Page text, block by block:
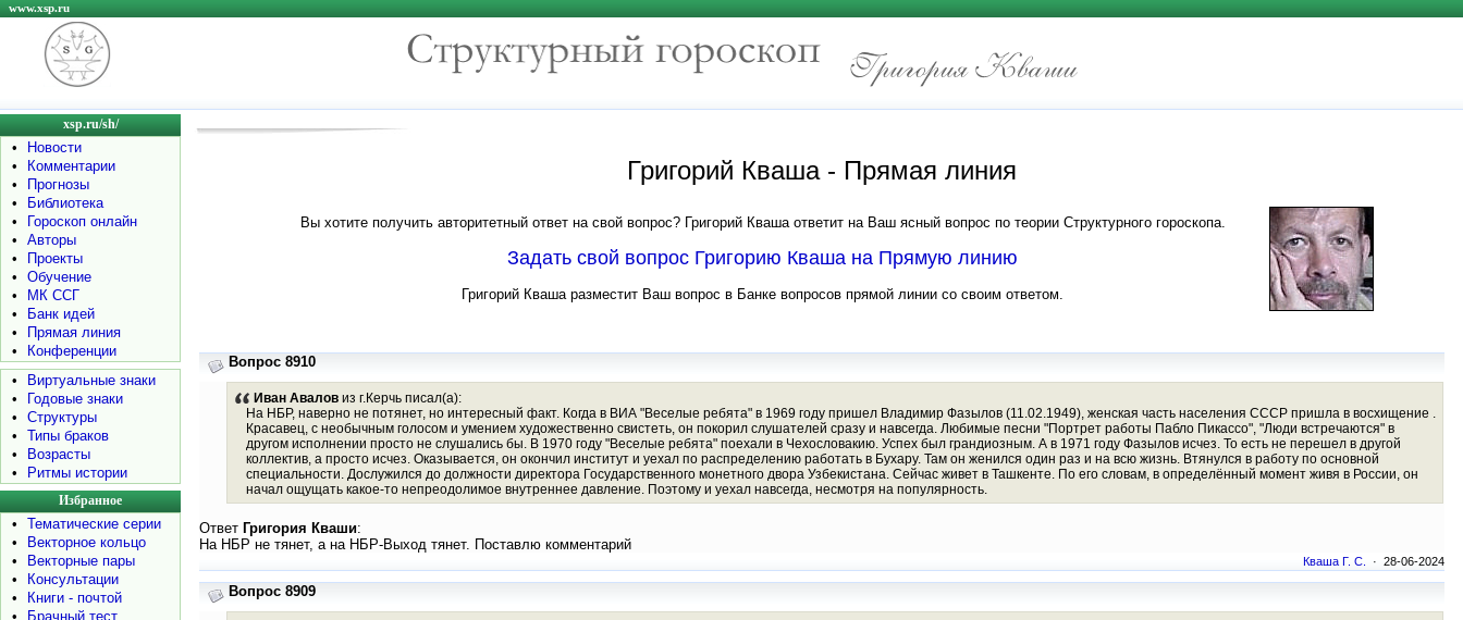
www.xsp.ru
xsp.ru/sh/
•
Новости
•
Комментарии
•
Прогнозы
•
Библиотека
•
Гороскоп онлайн
•
Авторы
•
Проекты
•
Обучение
•
МК ССГ
•
Банк идей
•
Прямая линия
•
Конференции
•
Виртуальные знаки
•
Годовые знаки
•
Структуры
•
Типы браков
•
Возрасты
•
Ритмы истории
Избранное
•
Тематические серии
•
Векторное кольцо
•
Векторные пары
•
Консультации
•
Книги - почтой
•
Брачный тест
Григорий Кваша - Прямая линия
Вы хотите получить авторитетный ответ на свой вопрос? Григорий Кваша ответит на Ваш ясный вопрос по теории Структурного гороскопа.
Задать свой вопрос Григорию Кваша на Прямую линию
Григорий Кваша разместит Ваш вопрос в Банке вопросов прямой линии со своим ответом.
Вопрос 8910
Иван Аваловиз г.Керчь писал(а):
На НБР, наверно не потянет, но интересный факт. Когда в ВИА "Веселые ребята" в 1969 году пришел Владимир Фазылов (11.02.1949), женская часть населения СССР пришла в восхищение .
Красавец, с необычным голосом и умением художественно свистеть, он покорил слушателей сразу и навсегда. Любимые песни "Портрет работы Пабло Пикассо", "Люди встречаются" в
другом исполнении просто не слушались бы. В 1970 году "Веселые ребята" поехали в Чехословакию. Успех был грандиозным. А в 1971 году Фазылов исчез. То есть не перешел в другой
коллектив, а просто исчез. Оказывается, он окончил институт и уехал по распределению работать в Бухару. Там он женился один раз и на всю жизнь. Втянулся в работу по основной
специальности. Дослужился до должности директора Государственного монетного двора Узбекистана. Сейчас живет в Ташкенте. По его словам, в определённый момент живя в России, он
начал ощущать какое-то непреодолимое внутреннее давление. Поэтому и уехал навсегда, несмотря на популярность.
Ответ Григория Кваши:
На НБР не тянет, а на НБР-Выход тянет. Поставлю комментарий
Кваша Г. С. · 28-06-2024
Вопрос 8909